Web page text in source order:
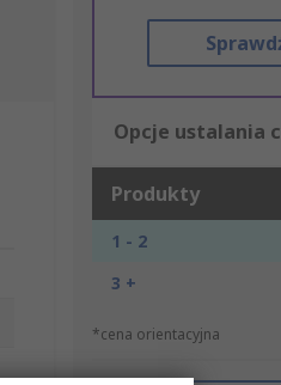
Opcje ustalania
Produkty
1 - 2
3 +
*cena orientacyjna